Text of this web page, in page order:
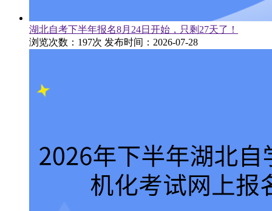
湖北自考下半年报名8月24日开始，只剩27天了！
浏览次数：197次 发布时间：2026-07-28